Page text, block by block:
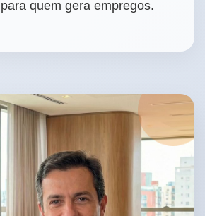
quem gera empregos.